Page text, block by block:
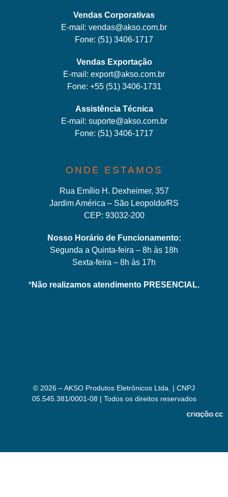
Vendas Corporativas
E-mail: vendas@akso.com.br
Fone: (51) 3406-1717
Vendas Exportação
E-mail: export@akso.com.br
Fone: +55 (51) 3406-1731
Assistência Técnica
E-mail: suporte@akso.com.br
Fone: (51) 3406-1717
ONDE ESTAMOS
Rua Emílio H. Dexheimer, 357
Jardim América – São Leopoldo/RS
CEP: 93032-200
Nosso Horário de Funcionamento:
Segunda a Quinta-feira – 8h às 18h
Sexta-feira – 8h às 17h
*Não realizamos atendimento PRESENCIAL.
© 2026 – AKSO Produtos Eletrônicos Ltda. | CNPJ
05.545.381/0001-08 | Todos os direitos reservados